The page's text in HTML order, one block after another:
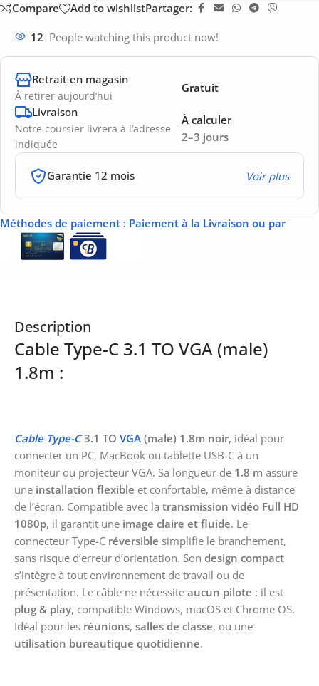
Compare
Add to wishlistPartager:
12 People watching this product now!
Retrait en magasin
À retirer aujourd’hui
Gratuit
Livraison
Notre coursier livrera à l’adresse
indiquée
2–3 jours
À calculer
Garantie 12 mois Voir plus
Méthodes de paiement : Paiement à la Livraison ou par
Description
Cable Type-C 3.1 TO VGA (male)
1.8m :
Cable Type-C3.1 TO VGA (male) 1.8m noir, idéal pour
connecter un PC, MacBook ou tablette USB-C à un
moniteur ou projecteur VGA. Sa longueur de 1.8 m assure
une installation flexible et confortable, même à distance
de l’écran. Compatible avec la transmission vidéo Full HD
1080p, il garantit une image claire et fluide. Le
connecteur Type-C réversible simplifie le branchement,
sans risque d’erreur d’orientation. Son design compact
s’intègre à tout environnement de travail ou de
présentation. Le câble ne nécessite aucun pilote : il est
plug & play, compatible Windows, macOS et Chrome OS.
Idéal pour les réunions, salles de classe, ou une
utilisation bureautique quotidienne.